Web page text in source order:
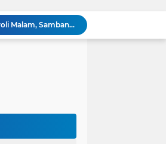
Dialog Kamtibmas, Anggota Polsek Bojonegara Patroli Malam, Sambangi Warga Sosialisasi Layanan Kepolisian 110
Polsek Bojonegara Salurkan 24 Ribu Liter Air Bersih dan Tandon, Hadirkan Harapan di Tengah Kemarau
Sinergitas, Bhabinkamtibmas Polsek Anyar Jalin Silaturahmi Bersama Masyarakat